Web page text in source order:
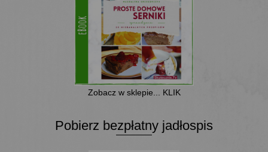
Zobacz w sklepie... KLIK
Pobierz bezpłatny jadłospis